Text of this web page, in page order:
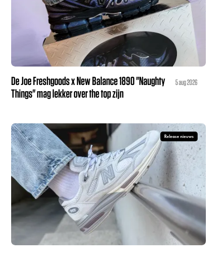
De Joe Freshgoods x New Balance 1890 "Naughty
Things" mag lekker over the top zijn
5 aug 2026
Release nieuws